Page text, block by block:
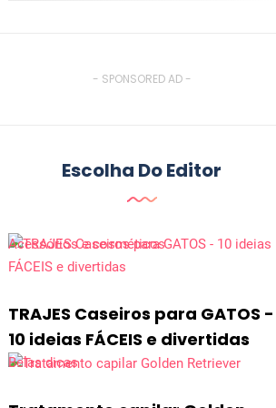
- SPONSORED AD -
Escolha Do Editor
Acessórios e cosméticos
TRAJES Caseiros para GATOS -
10 ideias FÁCEIS e divertidas
Belas dicas